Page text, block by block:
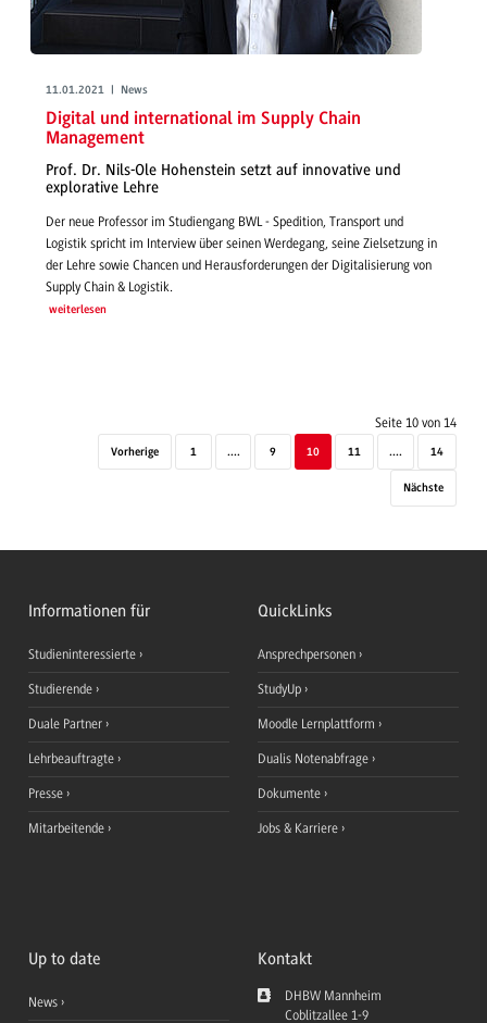
11.01.2021 | News
Digital und international im Supply Chain
Management
Prof. Dr. Nils-Ole Hohenstein setzt auf innovative und
explorative Lehre
Der neue Professor im Studiengang BWL - Spedition, Transport und
Logistik spricht im Interview über seinen Werdegang, seine Zielsetzung in
der Lehre sowie Chancen und Herausforderungen der Digitalisierung von
Supply Chain & Logistik.
weiterlesen
Seite 10 von 14
Vorherige 1 .... 9 10 11 .... 14
Nächste
Informationen für
Studieninteressierte
Studierende
Duale Partner
Lehrbeauftragte
Presse
Mitarbeitende
QuickLinks
Ansprechpersonen
StudyUp
Moodle Lernplattform
Dualis Notenabfrage
Dokumente
Jobs & Karriere
Up to date
News
Kontakt
DHBW Mannheim
Coblitzallee 1-9